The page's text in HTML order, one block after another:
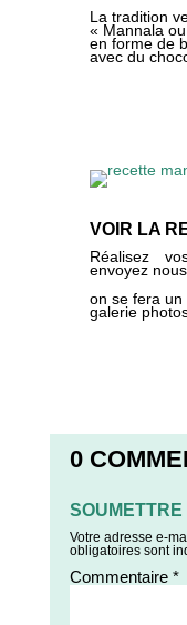
La tradition
« Mannala
en forme de
avec du
VOIR LA
Réalisez
envoyez
on se fera un
galerie
0
SOUMETTRE
Votre adresse e-
obligatoires sont
Commentaire *